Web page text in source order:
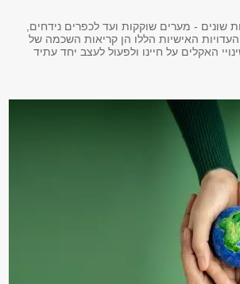
שונים - מערים שוקקות ועד לכפרים נידחים,
העדויות האישיות הללו הן קריאות השכמה של
האקלים על חיינו ולפעול לעצב יחד עתיד